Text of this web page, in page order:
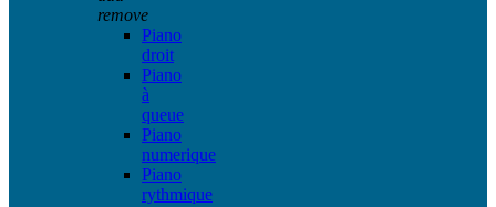
remove
Piano
droit
Piano
à
queue
Piano
numerique
Piano
rythmique